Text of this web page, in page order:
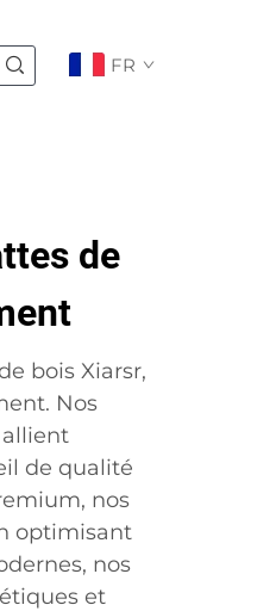
FR
de
bois Xiarsr,
Nos
de qualité
nos
optimisant
nos
et